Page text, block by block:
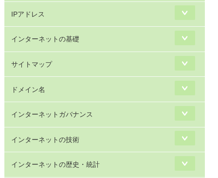
IPアドレス
インターネットの基礎
サイトマップ
ドメイン名
インターネットガバナンス
インターネットの技術
インターネットの歴史・統計